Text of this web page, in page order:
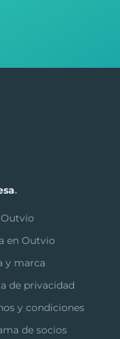
.
en Outvio
y marca
de privacidad
y condiciones
de socios